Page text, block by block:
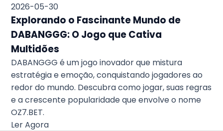
2026-05-30
Explorando o Fascinante Mundo de
DABANGGG: O Jogo que Cativa
Multidões
DABANGGG é um jogo inovador que mistura
estratégia e emoção, conquistando jogadores ao
redor do mundo. Descubra como jogar, suas regras
e a crescente popularidade que envolve o nome
OZ7.BET.
Ler Agora